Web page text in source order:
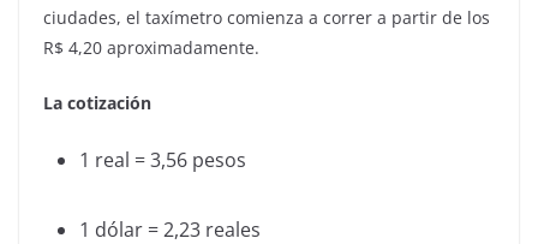
ciudades, el taxímetro comienza a correr a partir de los
R$ 4,20 aproximadamente.
La cotización
1 real = 3,56 pesos
1 dólar = 2,23 reales